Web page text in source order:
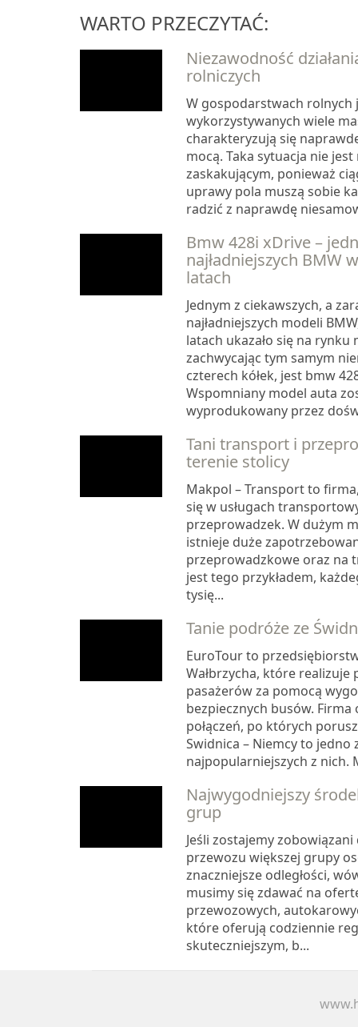
WARTO PRZECZYTAĆ:
Niezawodność
rolniczych
W gospodarstwach rolnych
wykorzystywanych wiele
charakteryzują się
mocą. Taka sytuacja nie jest
zaskakującym, ponieważ
uprawy pola muszą sobie
radzić z naprawdę
Bmw 428i xDrive –
najładniejszych BMW
latach
Jednym z ciekawszych, a
najładniejszych modeli
latach ukazało się na
zachwycając tym samym
czterech kółek, jest bmw
Wspomniany model auta
wyprodukowany przez
Tani transport i
terenie stolicy
Makpol – Transport to
się w usługach
przeprowadzek. W dużym
istnieje duże
przeprowadzkowe oraz na
jest tego przykładem,
tysię...
Tanie podróże ze
EuroTour to
Wałbrzycha, które realizuje
pasażerów za pomocą
bezpiecznych busów. Firma
połączeń, po których
Swidnica – Niemcy to jedno
najpopularniejszych z nich.
Najwygodniejszy
grup
Jeśli zostajemy
przewozu większej grupy
znaczniejsze odległości,
musimy się zdawać na
przewozowych,
które oferują codziennie
skuteczniejszym, b...